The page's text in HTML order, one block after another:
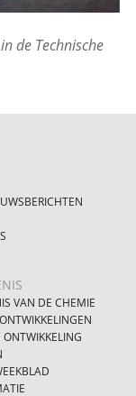
de Technische
VAN DE CHEMIE
ONTWIKKELING